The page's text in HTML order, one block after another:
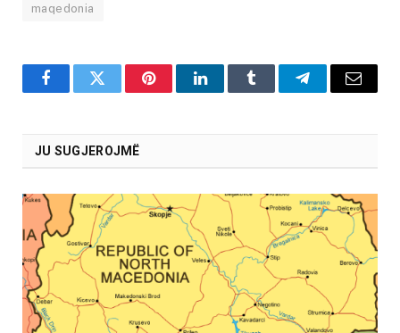
maqedonia
FacebookTwitter PinterestLinkedInTumblr TelegramEmail
JU SUGJEROJMË